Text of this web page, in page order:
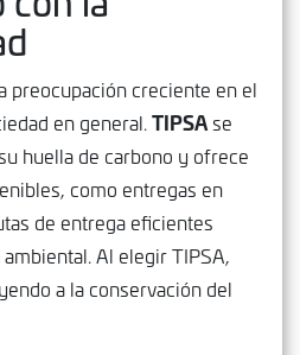
preocupación creciente en el
en general. TIPSA se
huella de carbono y ofrece
como entregas en
de entrega eficientes
Al elegir TIPSA,
a la conservación del